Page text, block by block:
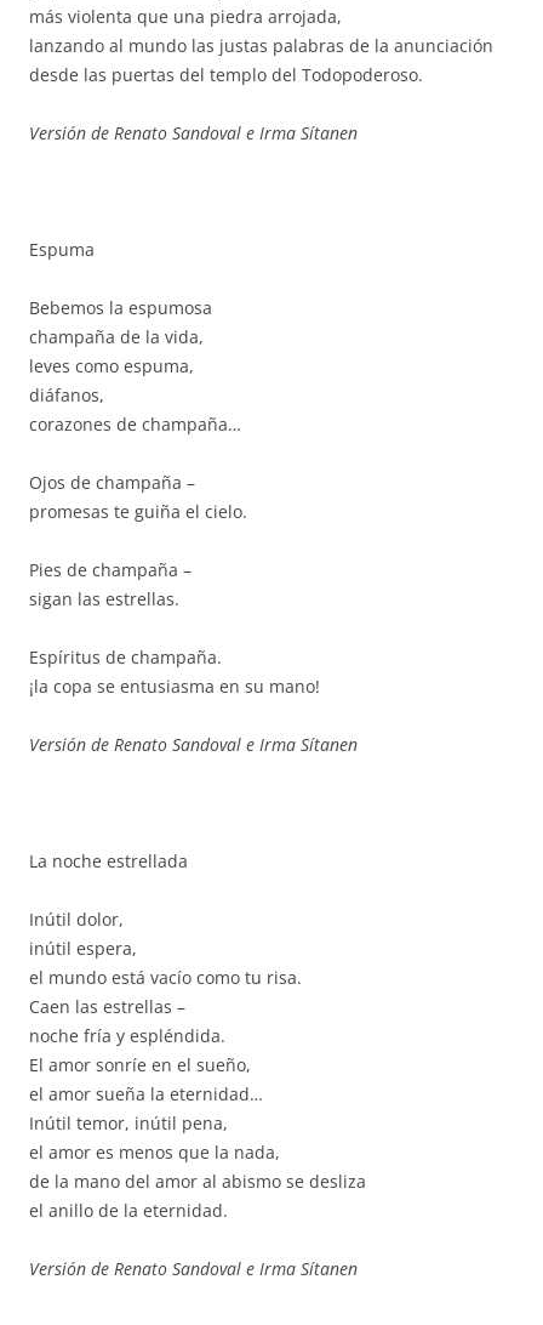
más violenta que una piedra arrojada,
lanzando al mundo las justas palabras de la anunciación
desde las puertas del templo del Todopoderoso.
Versión de Renato Sandoval e Irma Sítanen
Espuma
Bebemos la espumosa
champaña de la vida,
leves como espuma,
diáfanos,
corazones de champaña…
Ojos de champaña –
promesas te guiña el cielo.
Pies de champaña –
sigan las estrellas.
Espíritus de champaña.
¡la copa se entusiasma en su mano!
Versión de Renato Sandoval e Irma Sítanen
La noche estrellada
Inútil dolor,
inútil espera,
el mundo está vacío como tu risa.
Caen las estrellas –
noche fría y espléndida.
El amor sonríe en el sueño,
el amor sueña la eternidad…
Inútil temor, inútil pena,
el amor es menos que la nada,
de la mano del amor al abismo se desliza
el anillo de la eternidad.
Versión de Renato Sandoval e Irma Sítanen